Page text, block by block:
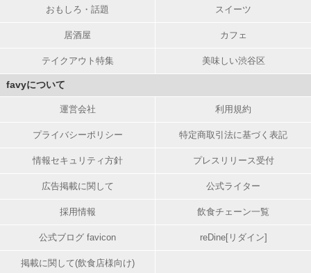
おもしろ・話題 スイーツ
居酒屋 カフェ
テイクアウト特集 美味しい渋谷区
favyについて
運営会社 利用規約
プライバシーポリシー 特定商取引法に基づく表記
情報セキュリティ方針 プレスリリース受付
広告掲載に関して 公式ライター
採用情報 飲食チェーン一覧
公式ブログ favicon reDine[リダイン]
掲載に関して(飲食店様向け)